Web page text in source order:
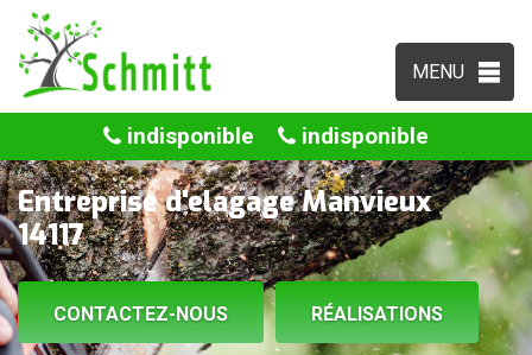
MENU
indisponible indisponible
Entreprise d'elagage Manvieux
14117
CONTACTEZ-NOUS RÉALISATIONS